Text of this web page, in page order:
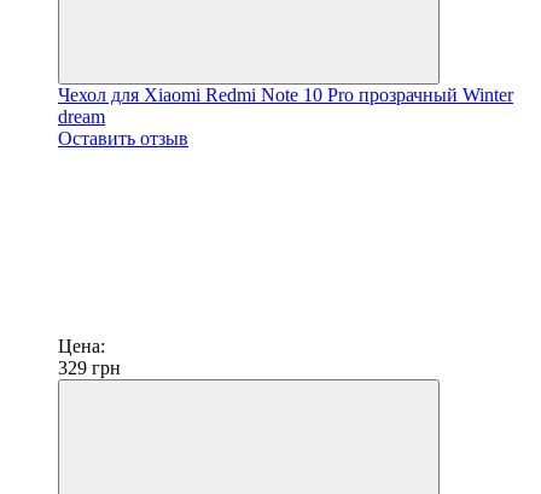
Чехол для Xiaomi Redmi Note 10 Pro прозрачный Winter
dream
Оставить отзыв
Цена:
329 грн